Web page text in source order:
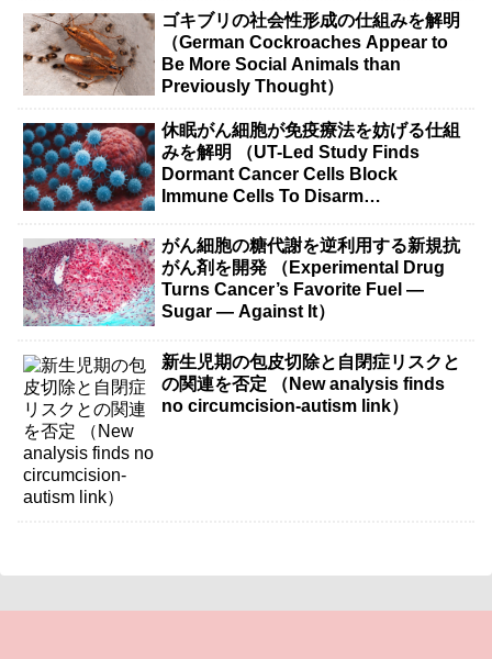
ゴキブリの社会性形成の仕組みを解明
（German Cockroaches Appear to
Be More Social Animals than
Previously Thought）
休眠がん細胞が免疫療法を妨げる仕組
みを解明 （UT-Led Study Finds
Dormant Cancer Cells Block
Immune Cells To Disarm
がん細胞の糖代謝を逆利用する新規抗
がん剤を開発 （Experimental Drug
Turns Cancer’s Favorite Fuel —
Sugar — Against It）
新生児期の包皮切除と自閉症リスクと
の関連を否定 （New analysis finds
no circumcision-autism link）